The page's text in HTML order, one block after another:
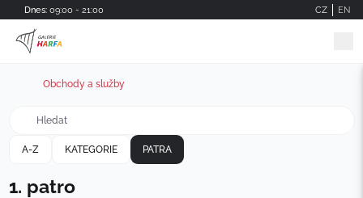
Skip to main content
Dnes: 09:00 - 21:00 CZ EN
Obchody a služby
A-Z KATEGORIE PATRA
1. patro